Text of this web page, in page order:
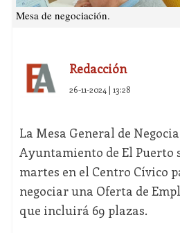
Mesa de negociación.
Redacción
26-11-2024 | 13:28
La Mesa General de
Ayuntamiento de El Puerto
martes en el Centro Cívico
negociar una Oferta de
que incluirá 69 plazas.